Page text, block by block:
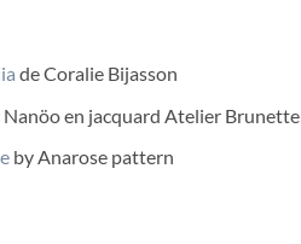
de Coralie Bijasson
en jacquard Atelier Brunette
by Anarose pattern